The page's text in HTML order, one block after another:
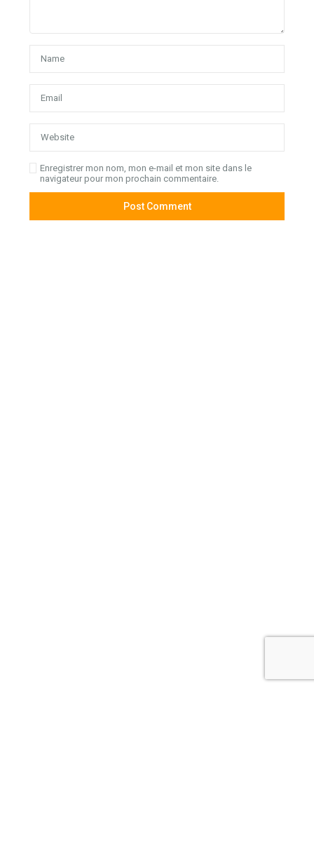
Enregistrer mon nom, mon e-mail et mon site dans le
navigateur pour mon prochain commentaire.